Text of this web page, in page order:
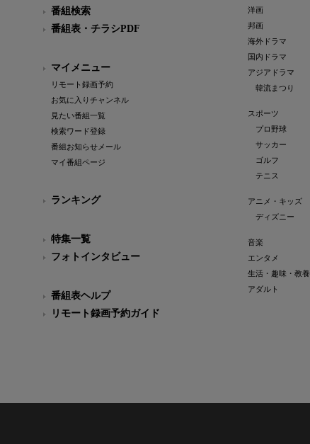
番組検索
番組表・チラシPDF
マイメニュー
リモート録画予約
お気に入りチャンネル
見たい番組一覧
検索ワード登録
番組お知らせメール
マイ番組ページ
ランキング
特集一覧
フォトインタビュー
番組表ヘルプ
リモート録画予約ガイド
洋画
邦画
海外ドラマ
国内ドラマ
アジアドラマ
韓流まつり
スポーツ
プロ野球
サッカー
ゴルフ
テニス
アニメ・キッズ
ディズニー
音楽
エンタメ
生活・趣味・教養
アダルト